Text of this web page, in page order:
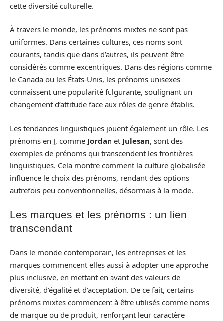
cette diversité culturelle.
À travers le monde, les prénoms mixtes ne sont pas
uniformes. Dans certaines cultures, ces noms sont
courants, tandis que dans d’autres, ils peuvent être
considérés comme excentriques. Dans des régions comme
le Canada ou les États-Unis, les prénoms unisexes
connaissent une popularité fulgurante, soulignant un
changement d’attitude face aux rôles de genre établis.
Les tendances linguistiques jouent également un rôle. Les
prénoms en J, comme Jordan et Julesan, sont des
exemples de prénoms qui transcendent les frontières
linguistiques. Cela montre comment la culture globalisée
influence le choix des prénoms, rendant des options
autrefois peu conventionnelles, désormais à la mode.
Les marques et les prénoms : un lien
transcendant
Dans le monde contemporain, les entreprises et les
marques commencent elles aussi à adopter une approche
plus inclusive, en mettant en avant des valeurs de
diversité, d’égalité et d’acceptation. De ce fait, certains
prénoms mixtes commencent à être utilisés comme noms
de marque ou de produit, renforçant leur caractère